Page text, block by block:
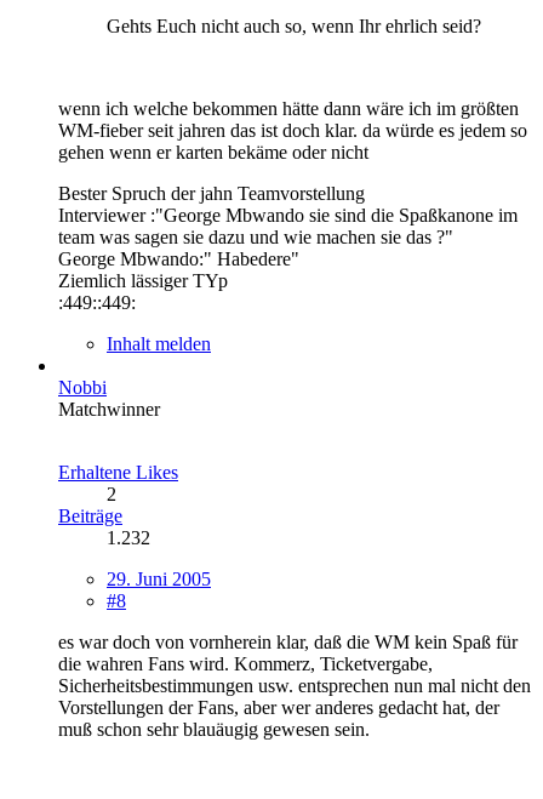
Gehts Euch nicht auch so, wenn Ihr ehrlich seid?
wenn ich welche bekommen hätte dann wäre ich im größten
WM-fieber seit jahren das ist doch klar. da würde es jedem so
gehen wenn er karten bekäme oder nicht
Bester Spruch der jahn Teamvorstellung
Interviewer :"George Mbwando sie sind die Spaßkanone im
team was sagen sie dazu und wie machen sie das ?"
George Mbwando:" Habedere"
Ziemlich lässiger TYp
:449::449:
Inhalt melden
Nobbi
Matchwinner
Erhaltene Likes
2
Beiträge
1.232
29. Juni 2005
#8
es war doch von vornherein klar, daß die WM kein Spaß für
die wahren Fans wird. Kommerz, Ticketvergabe,
Sicherheitsbestimmungen usw. entsprechen nun mal nicht den
Vorstellungen der Fans, aber wer anderes gedacht hat, der
muß schon sehr blauäugig gewesen sein.